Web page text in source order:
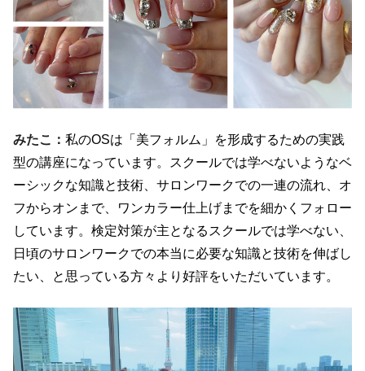
みたこ： 私のOSは「美フォルム」を形成するための実践
型の講座になっています。スクールでは学べないようなベ
ーシックな知識と技術、サロンワークでの一連の流れ、オ
フからオンまで、ワンカラー仕上げまでを細かくフォロー
しています。検定対策が主となるスクールでは学べない、
日頃のサロンワークでの本当に必要な知識と技術を伸ばし
たい、と思っている方々より好評をいただいています。